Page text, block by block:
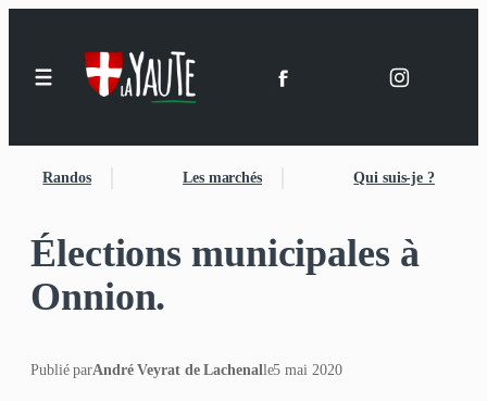
Randos Les marchés Qui suis-je ?
Élections municipales à
Onnion.
Publié parAndré Veyrat de Lachenalle5 mai 2020